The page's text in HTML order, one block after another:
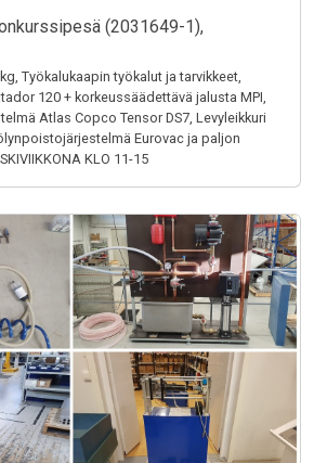
(2031649-1),
Työkalukaapin työkalut ja tarvikkeet,
120 + korkeussäädettävä jalusta MPI,
Atlas Copco Tensor DS7, Levyleikkuri
Eurovac ja paljon
KLO 11-15